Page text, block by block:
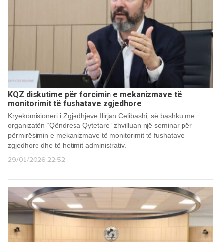
KQZ diskutime për forcimin e mekanizmave të
monitorimit të fushatave zgjedhore
Kryekomisioneri i Zgjedhjeve Ilirjan Celibashi, së bashku me
organizatën “Qëndresa Qytetare” zhvilluan një seminar për
përmirësimin e mekanizmave të monitorimit të fushatave
zgjedhore dhe të hetimit administrativ.
29/01/2026 22:52